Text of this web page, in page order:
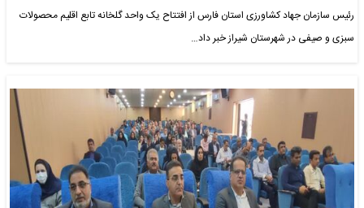
رئیس سازمان جهاد کشاورزی استان فارس از افتتاح یک واحد گلخانه تابع اقلیم محصولات
سبزی و صیفی در شهرستان‌ شیراز خبر داد…